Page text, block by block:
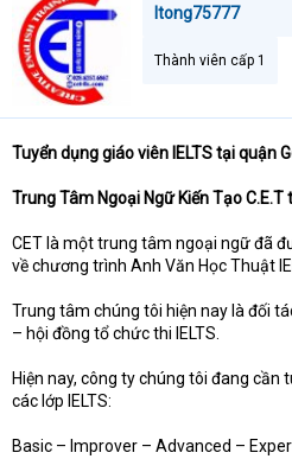
ltong75777
Thành viên cấp 1
Tuyển dụng giáo viên IELTS tại quận
Trung Tâm Ngoại Ngữ Kiến Tạo
CET là một trung tâm ngoại ngữ đã
về chương trình Anh Văn Học Thuật
Trung tâm chúng tôi hiện nay là đối
– hội đồng tổ chức thi IELTS.
Hiện nay, công ty chúng tôi đang cần
các lớp IELTS:
Basic – Improver – Advanced –